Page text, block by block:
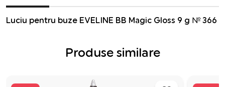
Luciu pentru buze EVELINE BB Magic Gloss 9 g № 366
Produse similare